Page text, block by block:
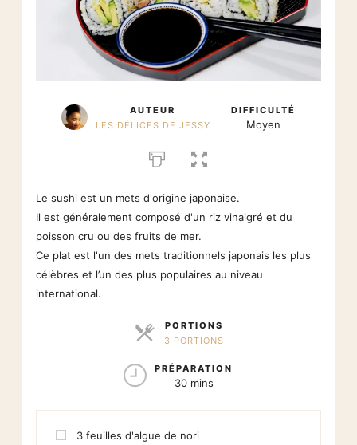
AUTEUR
LES DÉLICES DE JESSY
DIFFICULTÉ
Moyen
Le sushi est un mets d'origine japonaise.
Il est généralement composé d'un riz vinaigré et du
poisson cru ou des fruits de mer.
Ce plat est l'un des mets traditionnels japonais les plus
célèbres et l’un des plus populaires au niveau
international.
PORTIONS
3 PORTIONS
PRÉPARATION
30 mins
3 feuilles d'algue de nori